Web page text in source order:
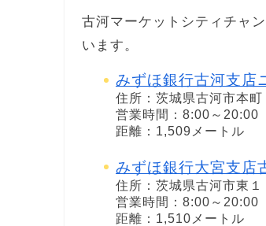
古河マーケットシティチャ
います。
みずほ銀行古河支店
住所：茨城県古河市本町
営業時間：8:00～20:00
距離：1,509メートル
みずほ銀行大宮支店
住所：茨城県古河市東１
営業時間：8:00～20:00
距離：1,510メートル